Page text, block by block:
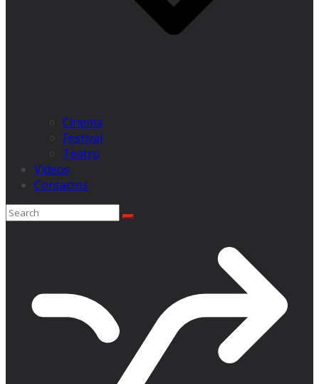
Cinema
Festival
Teatro
Videos
Contactos